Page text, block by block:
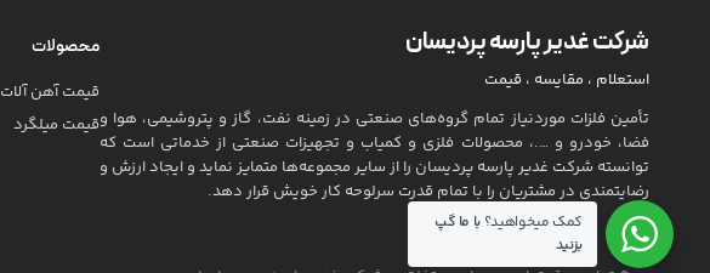
شرکت غدیر پارسه پردیسان
استعلام ، مقایسه ، قیمت
تأمین فلزات موردنیاز تمام گروه‌های صنعتی در زمینه نفت، گاز و پتروشیمی، هوا و
فضا، خودرو و ….، محصولات فلزی و کمیاب و تجهیزات صنعتی از خدماتی است که
توانسته شرکت غدیر پارسه پردیسان را از سایر مجموعه‌ها متمایز نماید و ایجاد ارزش و
رضایتمندی در مشتریان را با تمام قدرت سرلوحه کار خویش قرار دهد.
محصولات
قیمت آهن آلات
قیمت میلگرد
کمک میخواهید؟ با ما گپ
بزنید